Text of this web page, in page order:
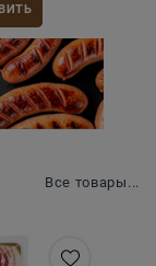
Все товары...